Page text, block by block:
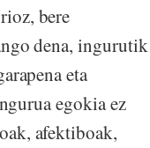
bere
dena, ingurutik
eta
egokia ez
afektiboak,